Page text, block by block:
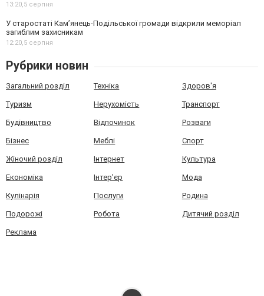
13:20,5 серпня
У старостаті Кам’янець-Подільської громади відкрили меморіал
загиблим захисникам
12:20,5 серпня
Рубрики новин
Загальний розділ Техніка Здоров'я
Туризм Нерухомість Транспорт
Будівництво Відпочинок Розваги
Бізнес Меблі Спорт
Жіночий розділ Інтернет Культура
Економіка Інтер'єр Мода
Кулінарія Послуги Родина
Подорожі Робота Дитячий розділ
Реклама